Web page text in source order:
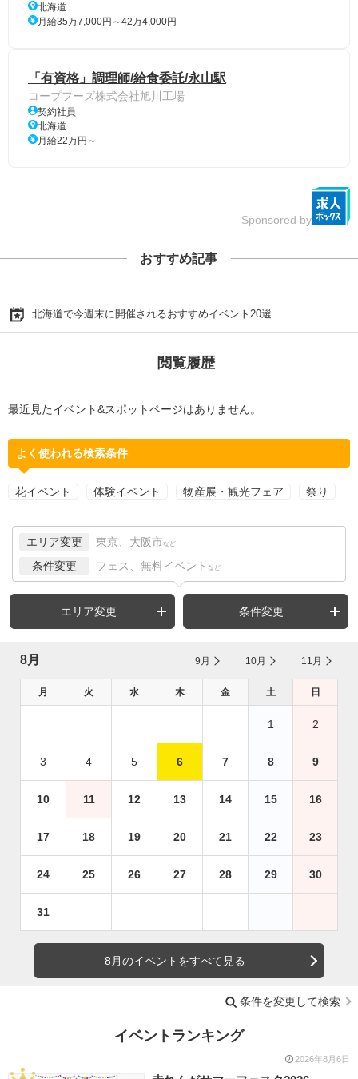
北海道
月給35万7,000円～42万4,000円
「有資格」調理師/給食委託/永山駅
コープフーズ株式会社旭川工場
契約社員
北海道
月給22万円～
Sponsored by
おすすめ記事
北海道で今週末に開催されるおすすめイベント20選
閲覧履歴
最近見たイベント&スポットページはありません。
よく使われる検索条件
花イベント 体験イベント 物産展・観光フェア 祭り
エリア変更 東京、大阪市 など
条件変更 フェス、無料イベント など
エリア変更 条件変更
8月 9月 10月 11月
月 火 水 木 金 土 日
1 2
3 4 5 6 7 8 9
10 11 12 13 14 15 16
17 18 19 20 21 22 23
24 25 26 27 28 29 30
31
8月のイベントをすべて見る
条件を変更して検索
イベントランキング
2026年8月6日